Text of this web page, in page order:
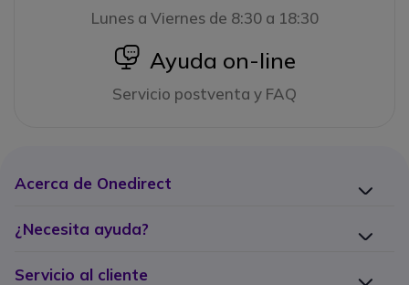
Lunes a Viernes de 8:30 a 18:30
icon
Ayuda on-line
Servicio postventa y FAQ
Acerca de Onedirect
¿Necesita ayuda?
Servicio al cliente